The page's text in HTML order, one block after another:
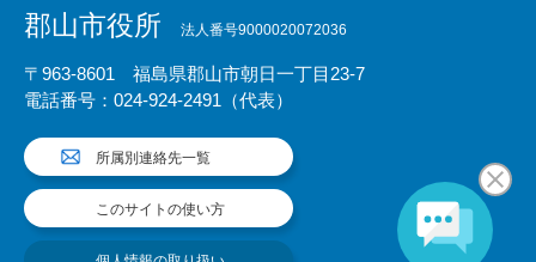
郡山市役所 法人番号9000020072036
〒963-8601 福島県郡山市朝日一丁目23-7
電話番号：024-924-2491（代表）
所属別連絡先一覧
このサイトの使い方